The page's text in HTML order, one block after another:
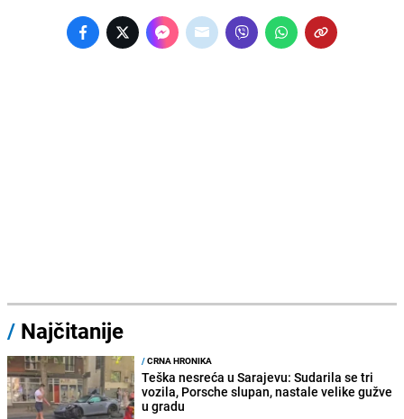
/ Najčitanije
/CRNA HRONIKA
Teška nesreća u Sarajevu: Sudarila se tri
vozila, Porsche slupan, nastale velike gužve
u gradu